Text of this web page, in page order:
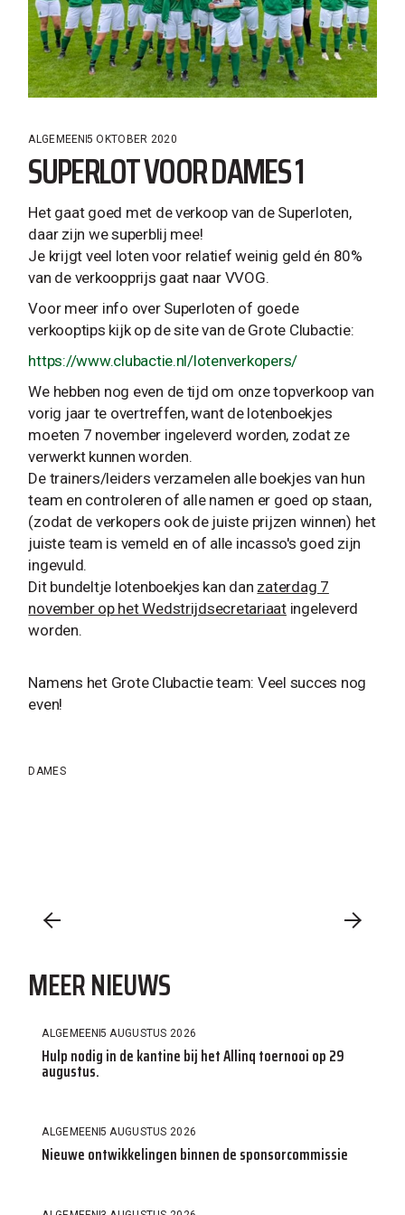
ALGEMEEN 5 OKTOBER 2020
SUPERLOT VOOR DAMES 1
Het gaat goed met de verkoop van de Superloten,
daar zijn we superblij mee!
Je krijgt veel loten voor relatief weinig geld én 80%
van de verkoopprijs gaat naar VVOG.
Voor meer info over Superloten of goede
verkooptips kijk op de site van de Grote Clubactie:
https://www.clubactie.nl/lotenverkopers/
We hebben nog even de tijd om onze topverkoop van
vorig jaar te overtreffen, want de lotenboekjes
moeten 7 november ingeleverd worden, zodat ze
verwerkt kunnen worden.
De trainers/leiders verzamelen alle boekjes van hun
team en controleren of alle namen er goed op staan,
(zodat de verkopers ook de juiste prijzen winnen) het
juiste team is vemeld en of alle incasso's goed zijn
ingevuld.
Dit bundeltje lotenboekjes kan dan zaterdag 7
november op het Wedstrijdsecretariaatingeleverd
worden.
Namens het Grote Clubactie team: Veel succes nog
even!
DAMES
MEER NIEUWS
ALGEMEEN5 AUGUSTUS 2026
Hulp nodig in de kantine bij het Allinq toernooi op 29
augustus.
ALGEMEEN5 AUGUSTUS 2026
Nieuwe ontwikkelingen binnen de sponsorcommissie